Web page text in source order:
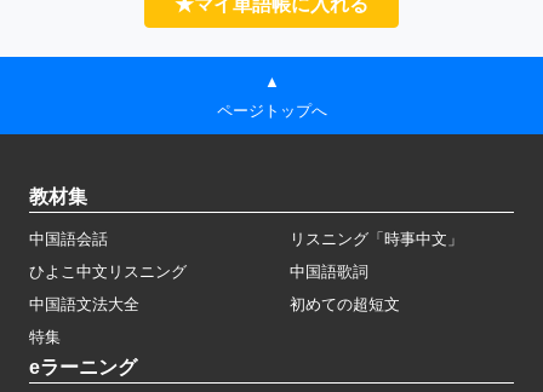
★マイ単語帳に入れる
▲
ページトップへ
教材集
中国語会話
リスニング「時事中文」
ひよこ中文リスニング
中国語歌詞
中国語文法大全
初めての超短文
特集
eラーニング